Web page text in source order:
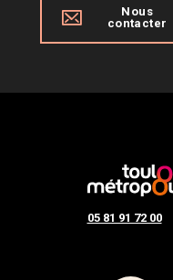
05 81 91 72 00
Nous
contacter